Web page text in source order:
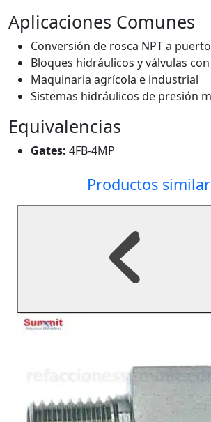
Aplicaciones Comunes
Conversión de rosca NPT a
Bloques hidráulicos y válvulas
Maquinaria agrícola e industrial
Sistemas hidráulicos de presión
Equivalencias
Gates: 4FB-4MP
Productos